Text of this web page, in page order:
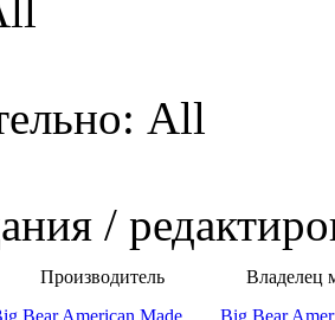
All
/
Производитель
Владелец